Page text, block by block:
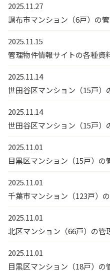
2025.11.27
調布市マンション（6戸）の
2025.11.15
管理物件情報サイトの各種資
2025.11.14
世田谷区マンション（15戸）
2025.11.14
世田谷区マンション（15戸）
2025.11.01
目黒区マンション（15戸）の
2025.11.01
千葉市マンション（123戸）
2025.11.01
北区マンション（66戸）の管
2025.11.01
目黒区マンション（18戸）の